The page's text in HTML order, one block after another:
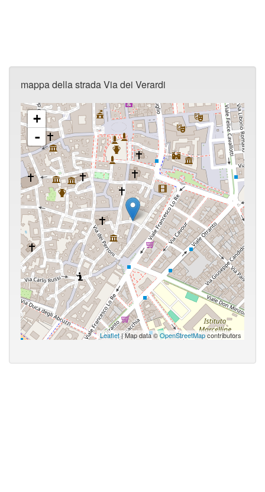
mappa della strada Via dei Verardi
+
-
Leaflet| Map data ©OpenStreetMapcontributors